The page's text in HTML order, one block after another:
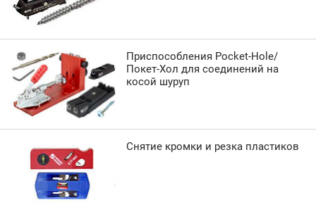
Приспособления Pocket-Hole/
Покет-Хол для соединений на
косой шуруп
Снятие кромки и резка пластиков